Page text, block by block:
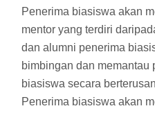
Penerima biasiswa akan
mentor yang terdiri
dan alumni penerima
bimbingan dan memantau
biasiswa secara
Penerima biasiswa akan